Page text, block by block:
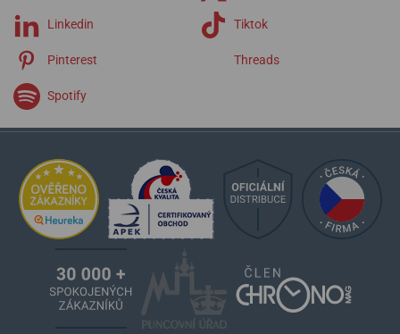
Linkedin Tiktok
Pinterest Threads
Spotify